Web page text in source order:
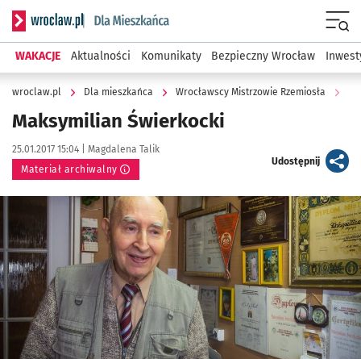
Serwis informacyjny wroclaw.pl podserwis: Dla mieszkańca
WAKACJE Aktualności Komunikaty Bezpieczny Wrocław
wroclaw.pl Dla mieszkańca Wrocławscy Mistrzowie Rzemiosła
Maksymilian Świerkocki
Data publikacji:
25.01.2017 15:04 | Autor:
Magdalena Talik
Materiał archiwalny
Udostępnijartykuł
Kliknij, aby powiększyć